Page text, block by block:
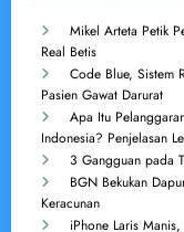
Mikel Arteta Petik
Real Betis
Code Blue, Sistem
Pasien Gawat Darurat
Apa Itu
Indonesia? Penjelasan
3 Gangguan pada
BGN Bekukan
Keracunan
iPhone Laris